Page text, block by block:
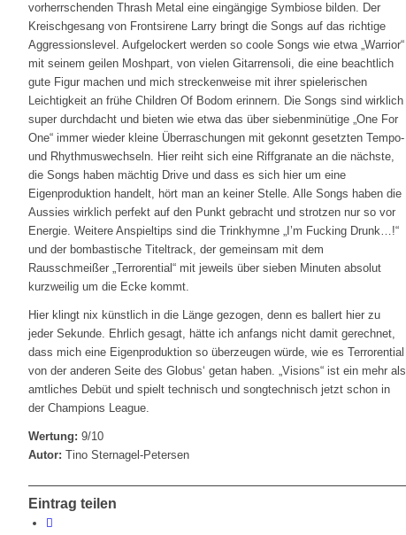
vorherrschenden Thrash Metal eine eingängige Symbiose bilden. Der
Kreischgesang von Frontsirene Larry bringt die Songs auf das richtige
Aggressionslevel. Aufgelockert werden so coole Songs wie etwa „Warrior“
mit seinem geilen Moshpart, von vielen Gitarrensoli, die eine beachtlich
gute Figur machen und mich streckenweise mit ihrer spielerischen
Leichtigkeit an frühe Children Of Bodom erinnern. Die Songs sind wirklich
super durchdacht und bieten wie etwa das über siebenminütige „One For
One“ immer wieder kleine Überraschungen mit gekonnt gesetzten Tempo-
und Rhythmuswechseln. Hier reiht sich eine Riffgranate an die nächste,
die Songs haben mächtig Drive und dass es sich hier um eine
Eigenproduktion handelt, hört man an keiner Stelle. Alle Songs haben die
Aussies wirklich perfekt auf den Punkt gebracht und strotzen nur so vor
Energie. Weitere Anspieltips sind die Trinkhymne „I’m Fucking Drunk…!“
und der bombastische Titeltrack, der gemeinsam mit dem
Rausschmeißer „Terrorential“ mit jeweils über sieben Minuten absolut
kurzweilig um die Ecke kommt.
Hier klingt nix künstlich in die Länge gezogen, denn es ballert hier zu
jeder Sekunde. Ehrlich gesagt, hätte ich anfangs nicht damit gerechnet,
dass mich eine Eigenproduktion so überzeugen würde, wie es Terrorential
von der anderen Seite des Globus‘ getan haben. „Visions“ ist ein mehr als
amtliches Debüt und spielt technisch und songtechnisch jetzt schon in
der Champions League.
Wertung: 9/10
Autor: Tino Sternagel-Petersen
Eintrag teilen